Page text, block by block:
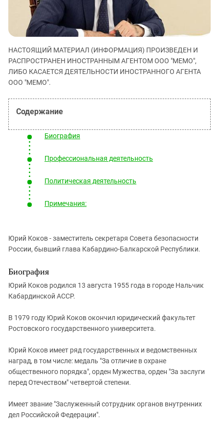
ЗАСТАВЛЯЕТ
КАВКАЗ ЗА ПАЛЕСТИНУ
ИНАКОМЫСЛИЕ В ЧЕЧНЕ
ПРЕСЛЕДОВАНИЕ АКТИВИСТОВ
МОБИЛИЗАЦИЯ И ПРОТЕСТЫ
Дагестан
Ингушетия
Кабардино-Балкария
Калмыкия
Карачаево-Черкесия
Краснодарский край
Нагорный Карабах
Российская Федерация
Ростовская область
Северная Осетия - Алания
СКФО
Ставропольский край
Чечня
Южная Осетия
ЮФО
НАСТОЯЩИЙ МАТЕРИАЛ (ИНФОРМАЦИЯ) ПРОИЗВЕДЕН И
РАСПРОСТРАНЕН ИНОСТРАННЫМ АГЕНТОМ ООО "МЕМО",
ЛИБО КАСАЕТСЯ ДЕЯТЕЛЬНОСТИ ИНОСТРАННОГО АГЕНТА
ООО "МЕМО".
Биография
Профессиональная деятельность
Политическая деятельность
Примечания:
Юрий Коков - заместитель секретаря Совета безопасности
России, бывший глава Кабардино-Балкарской Республики.
Биография
Юрий Коков родился 13 августа 1955 года в городе Нальчик
Кабардинской АССР.
В 1979 году Юрий Коков окончил юридический факультет
Ростовского государственного университета.
Юрий Коков имеет ряд государственных и ведомственных
наград, в том числе: медаль "За отличие в охране
общественного порядка", орден Мужества, орден "За заслуги
перед Отечеством" четвертой степени.
Имеет звание "Заслуженный сотрудник органов внутренних
дел Российской Федерации".